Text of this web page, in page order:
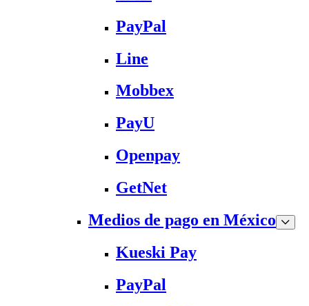
PayPal
Line
Mobbex
PayU
Openpay
GetNet
Medios de pago en México
Kueski Pay
PayPal